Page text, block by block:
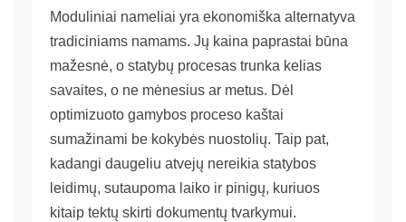
Moduliniai nameliai yra ekonomiška alternatyva
tradiciniams namams. Jų kaina paprastai būna
mažesnė, o statybų procesas trunka kelias
savaites, o ne mėnesius ar metus. Dėl
optimizuoto gamybos proceso kaštai
sumažinami be kokybės nuostolių. Taip pat,
kadangi daugeliu atvejų nereikia statybos
leidimų, sutaupoma laiko ir pinigų, kuriuos
kitaip tektų skirti dokumentų tvarkymui.